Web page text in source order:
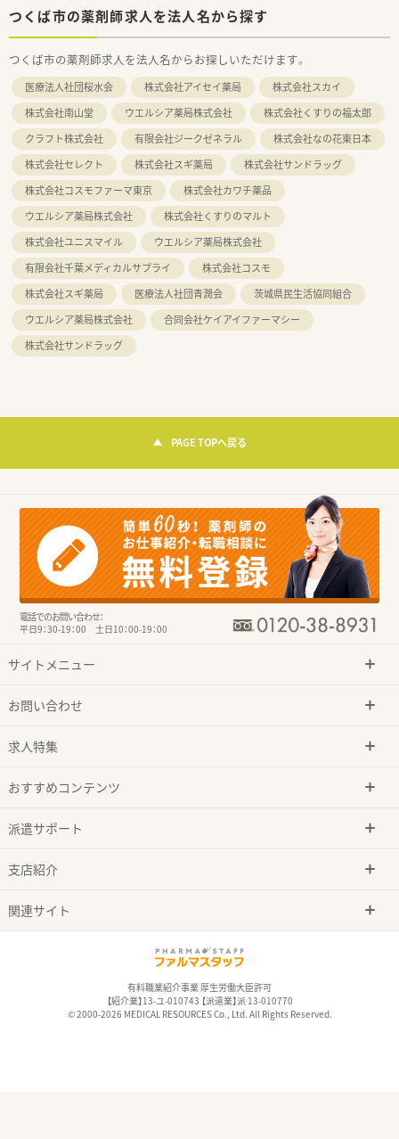
つくば市の薬剤師求人を法人名から探す
つくば市の薬剤師求人を法人名からお探しいただけます。
医療法人社団桜水会 株式会社アイセイ薬局
株式会社スカイ
株式会社南山堂
ウエルシア薬局株式会社
株式会社くすりの福太郎
クラフト株式会社
有限会社ジークゼネラル
株式会社なの花東日本
株式会社セレクト
株式会社スギ薬局
株式会社サンドラッグ
株式会社コスモファーマ東京
株式会社カワチ薬品
ウエルシア薬局株式会社
株式会社くすりのマルト
株式会社ユニスマイル
ウエルシア薬局株式会社
有限会社千葉メディカルサプライ
株式会社コスモ
株式会社スギ薬局
医療法人社団青潤会
茨城県民生活協同組合
ウエルシア薬局株式会社
合同会社ケイアイファーマシー
株式会社サンドラッグ
PAGE TOPへ戻る
電話でのお問い合わせ：
平日9：30-19：00 土日10：00-19：00
サイトメニュー
お問い合わせ
求人特集
おすすめコンテンツ
派遣サポート
支店紹介
関連サイト
有料職業紹介事業 厚生労働大臣許可
【紹介業】13-ユ-010743 【派遣業】派 13-010770
© 2000-2026 MEDICAL RESOURCES Co., Ltd. All Rights Reserved.